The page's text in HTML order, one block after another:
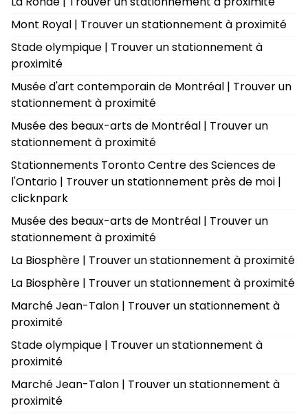
Mont Royal | Trouver un stationnement à proximité
Stade olympique | Trouver un stationnement à
proximité
Musée d'art contemporain de Montréal | Trouver un
stationnement à proximité
Musée des beaux-arts de Montréal | Trouver un
stationnement à proximité
Stationnements Toronto Centre des Sciences de
l'Ontario | Trouver un stationnement près de moi |
clicknpark
Musée des beaux-arts de Montréal | Trouver un
stationnement à proximité
La Biosphère | Trouver un stationnement à proximité
La Biosphère | Trouver un stationnement à proximité
Marché Jean-Talon | Trouver un stationnement à
proximité
Stade olympique | Trouver un stationnement à
proximité
Marché Jean-Talon | Trouver un stationnement à
proximité